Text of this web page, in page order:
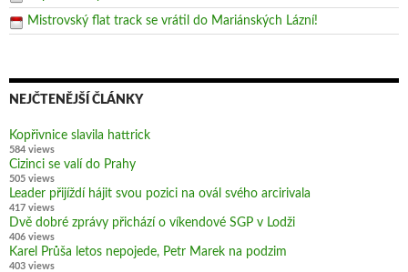
Mistrovský flat track se vrátil do Mariánských Lázní!
NEJČTENĚJŠÍ ČLÁNKY
Kopřivnice slavila hattrick
584 views
Cizinci se valí do Prahy
505 views
Leader přijíždí hájit svou pozici na ovál svého arcirivala
417 views
Dvě dobré zprávy přichází o víkendové SGP v Lodži
406 views
Karel Průša letos nepojede, Petr Marek na podzim
403 views